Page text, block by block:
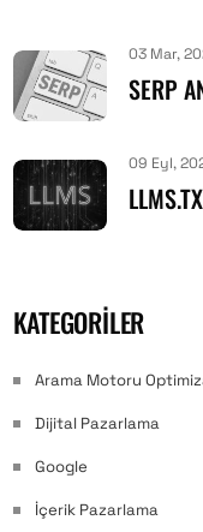
03 Mar,
SERP
09 Eyl,
KATEGORILER
Arama Motoru
Dijital Pazarlama
Google
İçerik Pazarlama